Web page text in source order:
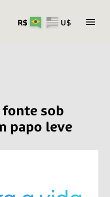
R$ U$
fonte sob
papo leve